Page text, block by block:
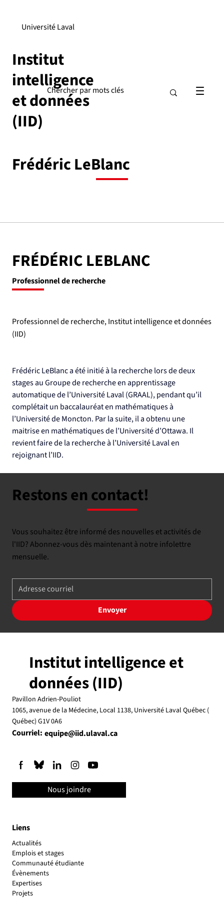
Institut
intelligence
et données
(IID)
Université Laval
Frédéric LeBlanc
FRÉDÉRIC LEBLANC
Professionnel de recherche
Professionnel de recherche, Institut intelligence et données
(IID)
Frédéric LeBlanc a été initié à la recherche lors de deux
stages au Groupe de recherche en apprentissage
automatique de l’Université Laval (GRAAL), pendant qu’il
complétait un baccalauréat en mathématiques à
l’Université de Moncton. Par la suite, il a obtenu une
maitrise en mathématiques de l’Université d’Ottawa. Il
revient faire de la recherche à l’Université Laval en
rejoignant l’IID.
Restons en contact!
Vous souhaitez être informé des nouvelles et activités de
l'IID? Abonnez-vous dès maintenant à notre infolettre
mensuelle.
Envoyer
Liens
Actualités
Emplois et stages
Communauté étudiante
Évènements
Expertises
Projets
Institut intelligence et
données (IID)
Pavillon Adrien-Pouliot
1065, avenue de la Médecine, Local 1138, Université Laval Québec (
Québec) G1V 0A6
Courriel: equipe@iid.ulaval.ca
Nous joindre